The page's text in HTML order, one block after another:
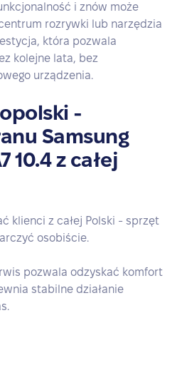
i znów może
rozrywki lub narzędzia
która pozwala
kolejne lata, bez
urządzenia.
-
Samsung
10.4 z całej
klienci z całej Polski - sprzęt
osobiście.
pozwala odzyskać komfort
stabilne działanie